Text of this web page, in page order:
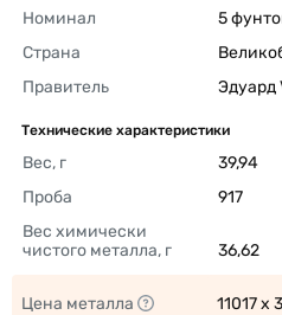
Номинал
5
Страна
Правитель
Эдуард
Технические характеристики
Вес, г
39,94
Проба
917
Вес химически
чистого металла, г
36,62
Цена металла 11017 x